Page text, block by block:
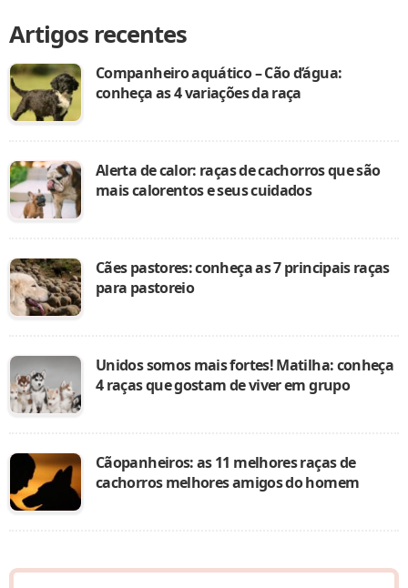
Artigos recentes
Companheiro aquático – Cão d’água:
conheça as 4 variações da raça
Alerta de calor: raças de cachorros que são
mais calorentos e seus cuidados
Cães pastores: conheça as 7 principais raças
para pastoreio
Unidos somos mais fortes! Matilha: conheça
4 raças que gostam de viver em grupo
Cãopanheiros: as 11 melhores raças de
cachorros melhores amigos do homem